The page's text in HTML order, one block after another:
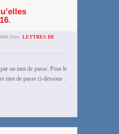
Dans: LETTRES DE
un mot de passe. Pour le
mot de passe ci-dessous :